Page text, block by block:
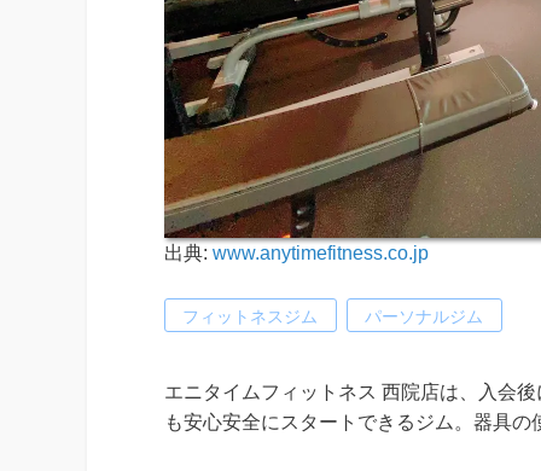
出典: www.anytimefitness.co.jp
フィットネスジム パーソナルジム
エニタイムフィットネス 西院店は、入会
も安心安全にスタートできるジム。器具